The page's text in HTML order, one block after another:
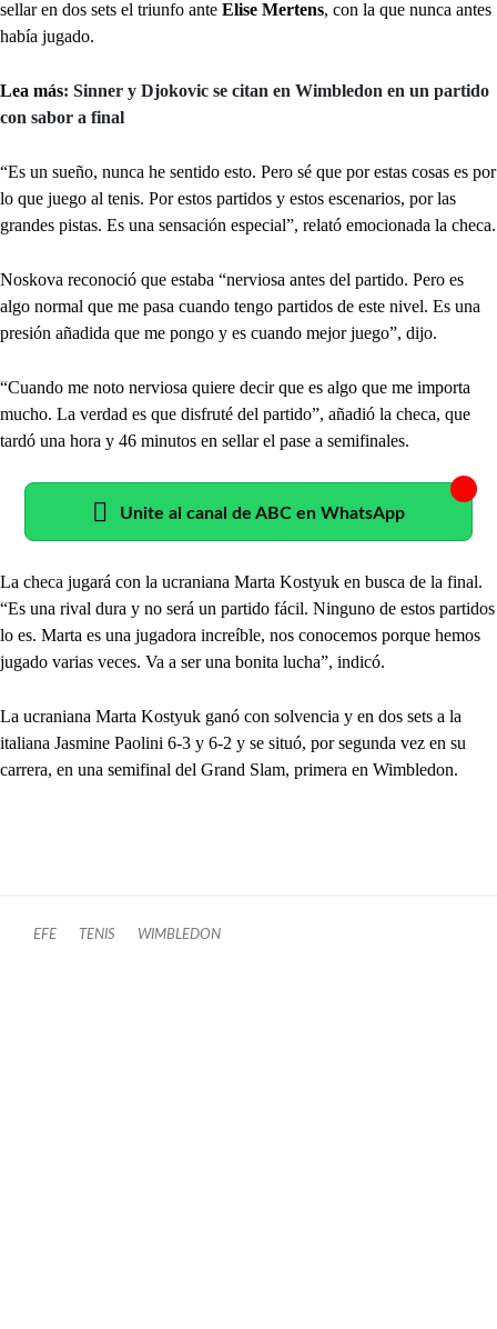
sellar en dos sets el triunfo ante Elise Mertens, con la que nunca antes
había jugado.
Lea más: Sinner y Djokovic se citan en Wimbledon en un partido
con sabor a final
“Es un sueño, nunca he sentido esto. Pero sé que por estas cosas es por
lo que juego al tenis. Por estos partidos y estos escenarios, por las
grandes pistas. Es una sensación especial”, relató emocionada la checa.
Noskova reconoció que estaba “nerviosa antes del partido. Pero es
algo normal que me pasa cuando tengo partidos de este nivel. Es una
presión añadida que me pongo y es cuando mejor juego”, dijo.
“Cuando me noto nerviosa quiere decir que es algo que me importa
mucho. La verdad es que disfruté del partido”, añadió la checa, que
tardó una hora y 46 minutos en sellar el pase a semifinales.
Unite al canal de ABC en WhatsApp
La checa jugará con la ucraniana Marta Kostyuk en busca de la final.
“Es una rival dura y no será un partido fácil. Ninguno de estos partidos
lo es. Marta es una jugadora increíble, nos conocemos porque hemos
jugado varias veces. Va a ser una bonita lucha”, indicó.
La ucraniana Marta Kostyuk ganó con solvencia y en dos sets a la
italiana Jasmine Paolini 6-3 y 6-2 y se situó, por segunda vez en su
carrera, en una semifinal del Grand Slam, primera en Wimbledon.
EFE TENIS WIMBLEDON